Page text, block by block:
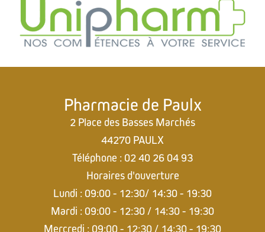
Pharmacie de Paulx
2 Place des Basses Marchés
44270 PAULX
Téléphone : 02 40 26 04 93
Horaires d'ouverture
Lundi : 09:00 - 12:30/ 14:30 - 19:30
Mardi : 09:00 - 12:30 / 14:30 - 19:30
Mercredi : 09:00 - 12:30 / 14:30 - 19:30